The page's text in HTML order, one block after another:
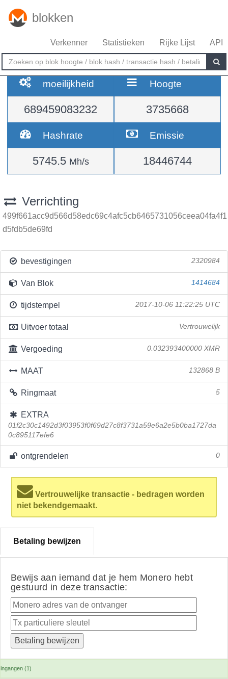
blokken
Verkenner Statistieken Rijke Lijst API
moeilijkheid
689459083232
Hoogte
3735668
Hashrate
5745.5 Mh/s
Emissie
18446744
Verrichting
499f661acc9d566d58edc69c4afc5cb6465731056ceea04fa4f1
d5fdb5de69fd
bevestigingen 2320984
Van Blok 1414684
tijdstempel 2017-10-06 11:22:25 UTC
Uitvoer totaal Vertrouwelijk
Vergoeding 0.032393400000 XMR
MAAT 132868 B
Ringmaat 5
EXTRA
01f2c30c1492d3f03953f0f69d27c8f3731a59e6a2e5b0ba1727da
0c895117efe6
ontgrendelen 0
Vertrouwelijke transactie - bedragen worden
niet bekendgemaakt.
Betaling bewijzen
Bewijs aan iemand dat je hem Monero hebt
gestuurd in deze transactie:
ingangen (1)